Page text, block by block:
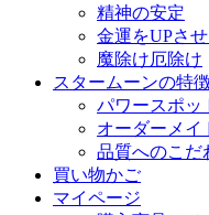
精神の安定
金運をUPさ
魔除け厄除け
スタームーンの特
パワースポッ
オーダーメイ
品質へのこだ
買い物かご
マイページ